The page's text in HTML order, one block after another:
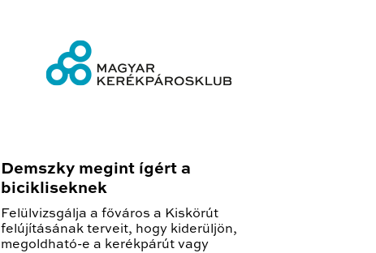
Demszky megint ígért a
bicikliseknek
Felülvizsgálja a főváros a Kiskörút
felújításának terveit, hogy kiderüljön,
megoldható-e a kerékpárút vagy